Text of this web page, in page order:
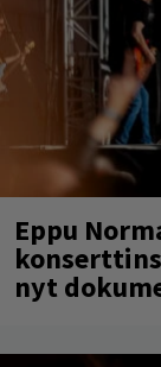
Eppu
nyt